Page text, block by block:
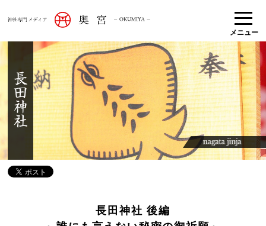
メニュー
長田神社 後編